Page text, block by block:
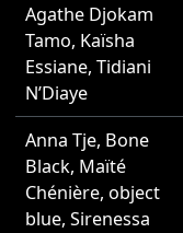
Agathe Djokam
Tamo, Kaïsha
Essiane, Tidiani
N’Diaye
Anna Tje, Bone
Black, Maïté
Chénière, object
blue, Sirenessa